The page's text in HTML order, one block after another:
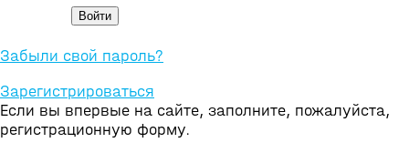
Забыли свой пароль?
Зарегистрироваться
Если вы впервые на сайте, заполните, пожалуйста,
регистрационную форму.